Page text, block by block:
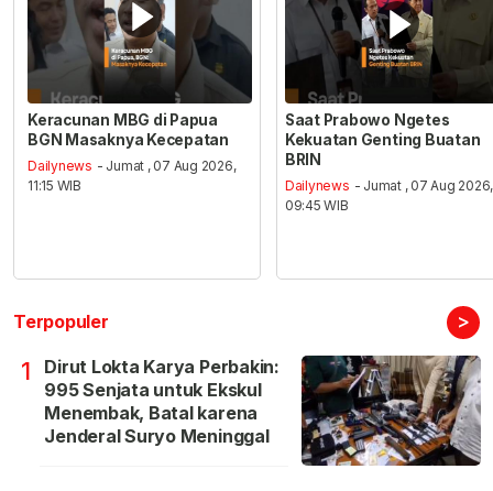
Keracunan MBG di Papua
BGN Masaknya Kecepatan
Dailynews - Jumat , 07 Aug 2026,
11:15 WIB
Saat Prabowo Ngetes
Kekuatan Genting Buatan
BRIN
Dailynews - Jumat , 07 Aug 2026,
09:45 WIB
Terpopuler >
1
Dirut Lokta Karya Perbakin:
995 Senjata untuk Ekskul
Menembak, Batal karena
Jenderal Suryo Meninggal